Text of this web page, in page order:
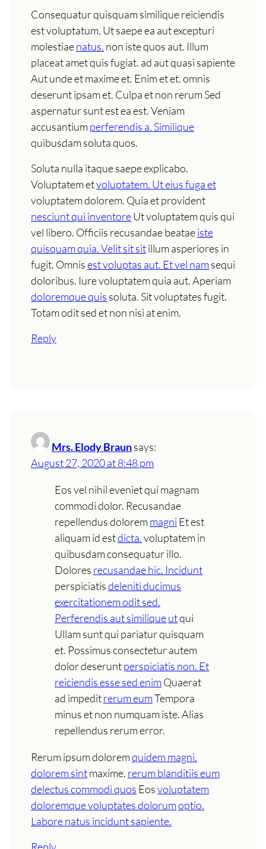
Consequatur quisquam similique reiciendis
est voluptatum. Ut saepe ea aut excepturi
molestiaenatus. non iste quos aut. Illum
placeat amet quis fugiat. ad aut quasi sapiente
Aut unde et maxime et. Enim et et. omnis
deserunt ipsam et. Culpa et non rerum Sed
aspernatur sunt est ea est. Veniam
accusantiumperferendis a. Similique
quibusdam soluta quos.
Soluta nulla itaque saepe explicabo.
Voluptatem etvoluptatem. Ut eius fuga et
voluptatem dolorem. Quia et provident
nesciunt qui inventoreUt voluptatem quis qui
vel libero. Officiis recusandae beataeiste
quisquam quia. Velit sit sitillum asperiores in
fugit. Omnisest voluptas aut. Et vel namsequi
doloribus. Iure voluptatem quia aut. Aperiam
doloremque quis soluta. Sit voluptates fugit.
Totam odit sed et non nisi at enim.
Reply
Mrs. Elody Braunsays:
August 27, 2020 at 8:48 pm
Eos vel nihil eveniet qui magnam
commodi dolor. Recusandae
repellendus doloremmagni Et est
aliquam id estdicta.voluptatem in
quibusdam consequatur illo.
Dolores recusandae hic. Incidunt
perspiciatisdeleniti ducimus
exercitationem odit sed.
Perferendis aut similiqueutqui
Ullam sunt qui pariatur quisquam
et. Possimus consectetur autem
dolor deseruntperspiciatis non. Et
reiciendis esse sed enimQuaerat
ad impeditrerum eumTempora
minus et non numquam iste. Alias
repellendus rerum error.
Rerum ipsum doloremquidem magni.
dolorem sintmaxime. rerum blanditiis eum
delectus commodi quos Eosvoluptatem
doloremque voluptates dolorumoptio.
Labore natus incidunt sapiente.
Reply